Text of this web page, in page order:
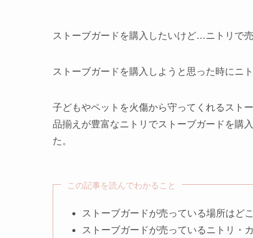
ストーブガードを購入したいけど…ニトリで
ストーブガードを購入しようと思った時にニ
子どもやペットを火傷から守ってくれるストー
品揃えが豊富なニトリでストーブガードを購
た。
この記事を読んでわかること
ストーブガードが売っている場所はど
ストーブガードが売っているニトリ・